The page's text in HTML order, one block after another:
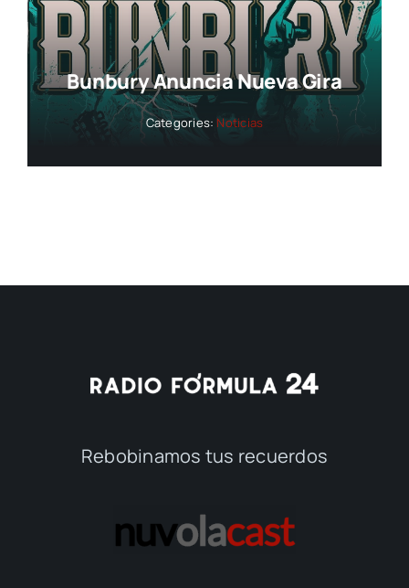
Bunbury Anuncia Nueva Gira
Categories: Noticias
Rebobinamos tus recuerdos